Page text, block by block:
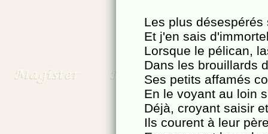
Les plus
Et j'en sais
Lorsque le pélican,
Dans les brouillards
Ses petits affamés
En le voyant au loin
Déjà, croyant saisir
Ils courent à leur